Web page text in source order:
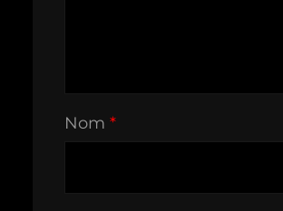
Nom *